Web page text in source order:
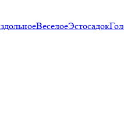
ВеселоеЭстосадок